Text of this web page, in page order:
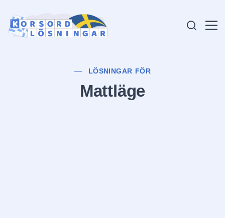
LÖSNINGAR FÖR
Mattläge